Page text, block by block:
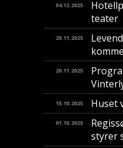
04.12.2025
teater
28.11.2025
20.11.2025
15.10.2025 Huset
01.10.2025
styrer